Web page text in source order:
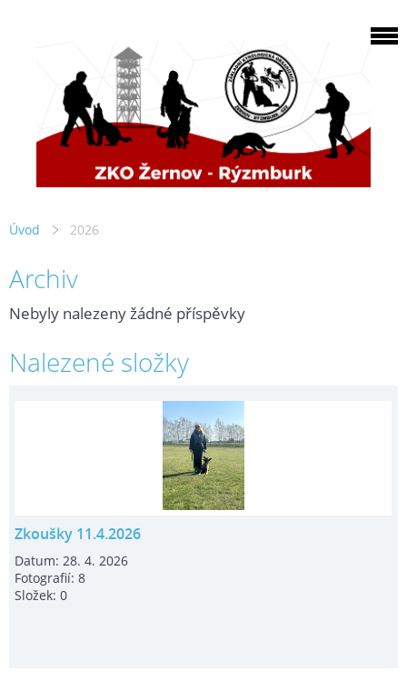
Úvod 2026
Archiv
Nebyly nalezeny žádné příspěvky
Nalezené složky
Zkoušky 11.4.2026
Datum: 28. 4. 2026
Fotografií:8
Složek:0